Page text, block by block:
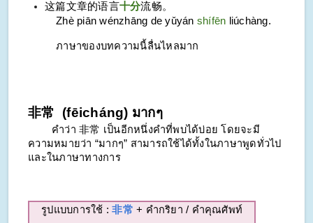
这篇文章的语言十分流畅。
Zhè piān wénzhāng de yǔyán shífēn liúchàng.
ภาษาของบทความนี้ลื่นไหลมาก
非常 (fēicháng) มากๆ
คำว่า 非常 เป็นอีกหนึ่งคำที่พบได้บ่อย โดยจะมี
ความหมายว่า “มากๆ” สามารถใช้ได้ทั้งในภาษาพูดทั่วไป
และในภาษาทางการ
รูปแบบการใช้ :非常 + คำกริยา / คำคุณศัพท์